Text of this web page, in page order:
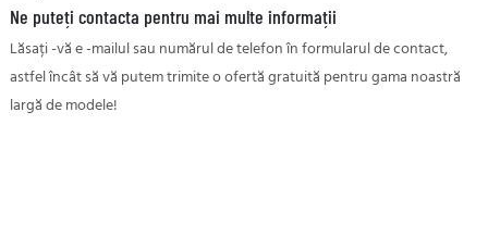
Ne puteți contacta pentru mai multe informații
Lăsați -vă e -mailul sau numărul de telefon în formularul de contact,
astfel încât să vă putem trimite o ofertă gratuită pentru gama noastră
largă de modele!